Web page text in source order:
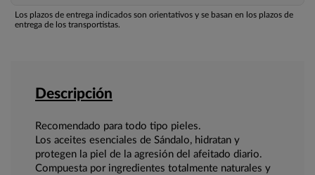
Los plazos de entrega indicados son orientativos y se basan en los plazos de
entrega de los transportistas.
Descripción
Recomendado para todo tipo pieles.
Los aceites esenciales de Sándalo, hidratan y
protegen la piel de la agresión del afeitado diario.
Compuesta por ingredientes totalmente naturales y